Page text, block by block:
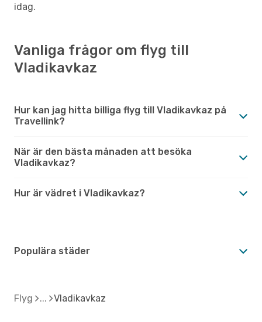
idag.
Vanliga frågor om flyg till
Vladikavkaz
Hur kan jag hitta billiga flyg till Vladikavkaz på
Travellink?
När är den bästa månaden att besöka
Vladikavkaz?
Hur är vädret i Vladikavkaz?
Populära städer
Flyg Vladikavkaz